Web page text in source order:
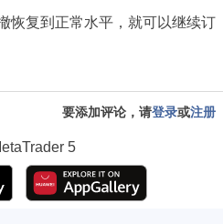
恢复到正常水平，就可以继续订
要添加评论，请登录或注册
5